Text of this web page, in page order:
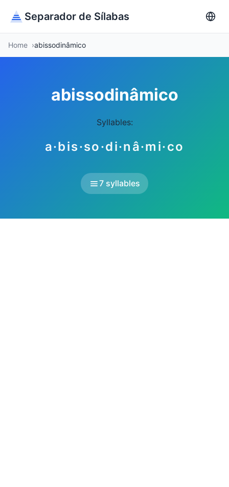
Separador de Sílabas
Home abissodinâmico
abissodinâmico
Syllables:
a·bis·so·di·nâ·mi·co
7 syllables